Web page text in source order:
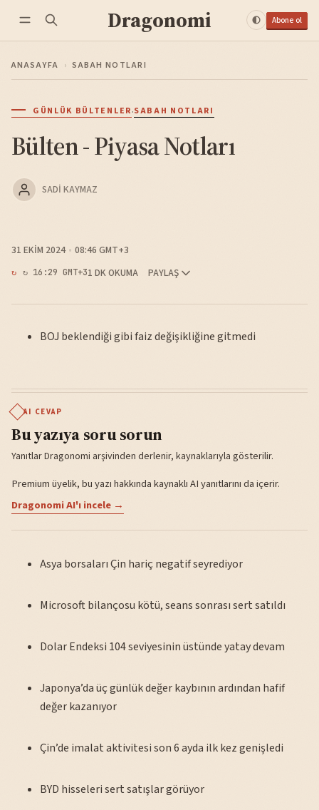
Dragonomi Abone ol
ANASAYFA › SABAH NOTLARI
GÜNLÜK BÜLTENLER·SABAH NOTLARI
Bülten - Piyasa Notları
SADI KAYMAZ
31 EKIM 2024 08:46 GMT+3
↻ 16:29 GMT+31 DK OKUMA PAYLAŞ
BOJ beklendiği gibi faiz değişikliğine gitmedi
AI CEVAP
Bu yazıya soru sorun
Yanıtlar Dragonomi arşivinden derlenir, kaynaklarıyla gösterilir.
Premium üyelik, bu yazı hakkında kaynaklı AI yanıtlarını da içerir.
Dragonomi AI'ı incele →
Asya borsaları Çin hariç negatif seyrediyor
Microsoft bilançosu kötü, seans sonrası sert satıldı
Dolar Endeksi 104 seviyesinin üstünde yatay devam
Japonya’da üç günlük değer kaybının ardından hafif
değer kazanıyor
Çin’de imalat aktivitesi son 6 ayda ilk kez genişledi
BYD hisseleri sert satışlar görüyor